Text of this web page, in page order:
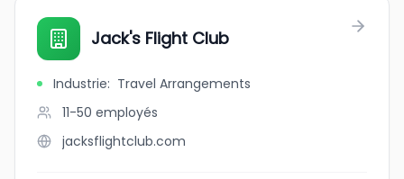
Jack's Flight Club
Industrie: Travel Arrangements
11-50 employés
jacksflightclub.com